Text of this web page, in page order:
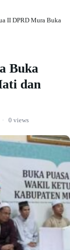
II DPRD Mura Buka
Buka
dan
· 0 views